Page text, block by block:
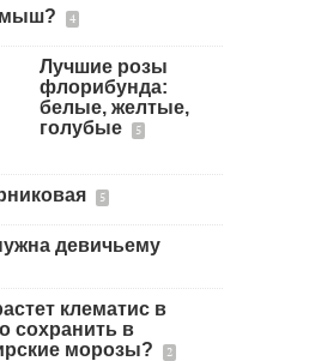
4
Лучшие розы
флорибунда:
белые, желтые,
голубые
5
5
девичьему
клематис в
сохранить в
морозы?
2